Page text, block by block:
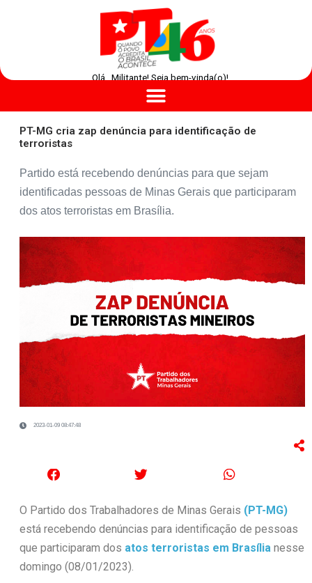
Olá , Militante! Seja bem-vinda(o)!
PT-MG cria zap denúncia para identificação de
terroristas
Partido está recebendo denúncias para que sejam
identificadas pessoas de Minas Gerais que participaram
dos atos terroristas em Brasília.
2023-01-09 08:47:48
O Partido dos Trabalhadores de Minas Gerais (PT-MG)
está recebendo denúncias para identificação de pessoas
que participaram dos atos terroristas em Brasília nesse
domingo (08/01/2023).